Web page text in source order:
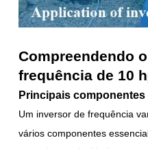
Compreendendo
frequência de 10
Principais componentes
Um inversor de frequência
vários componentes